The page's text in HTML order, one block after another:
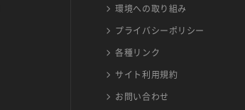
環境への取り組み
プライバシーポリシー
各種リンク
サイト利用規約
お問い合わせ